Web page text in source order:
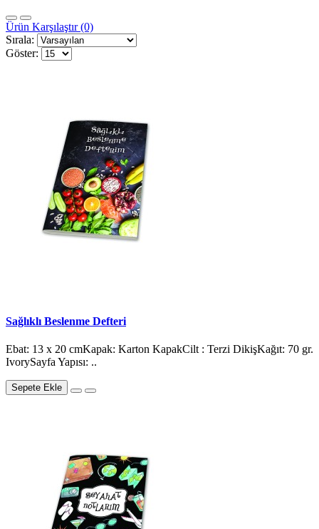
Ürün Karşılaştır (0)
Sırala:
Göster:
Sağlıklı Beslenme Defteri
Ebat: 13 x 20 cmKapak: Karton KapakCilt : Terzi DikişKağıt: 70 gr.
IvorySayfa Yapısı: ..
Sepete Ekle